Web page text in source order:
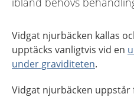
Vidgat njurbäcken kallas
upptäcks vanligtvis vid en
under graviditeten.
Vidgat njurbäcken